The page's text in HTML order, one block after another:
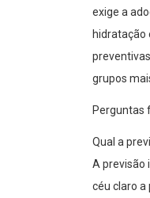
exige a
hidratação
grupos
Perguntas
Qual a
A previsão
céu claro a